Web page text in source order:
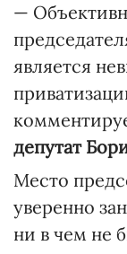
—
является
депутат
Место
уверенно
ни в чем не